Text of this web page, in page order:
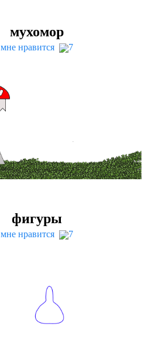
мухомор
мне нравится 7
фигуры
мне нравится 7